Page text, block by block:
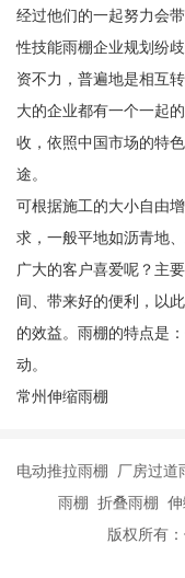
经过他们的一起努力会
性技能雨棚企业规划纷
资不力，普遍地是相互
大的企业都有一个一起
收，依照中国市场的特
途。
可根据施工的大小自由
求，一般平地如沥青地
广大的客户喜爱呢？主
间、带来好的便利，以
的效益。雨棚的特点是
动。
常州伸缩雨棚
电动推拉雨棚 厂房过
雨棚 折叠雨棚
版权所有